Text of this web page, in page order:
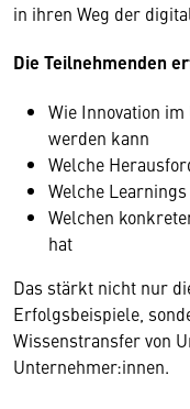
in ihren Weg der
Die Teilnehmenden
Wie Innovation
werden kann
Welche
Welche
Welchen
hat
Das stärkt nicht nur
Erfolgsbeispiele,
Wissenstransfer von
Unternehmer:innen.